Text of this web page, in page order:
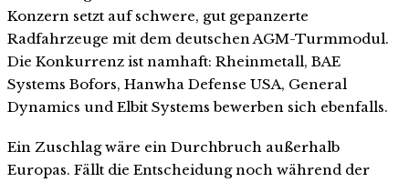
Konzern setzt auf schwere, gut gepanzerte
Radfahrzeuge mit dem deutschen AGM-Turmmodul.
Die Konkurrenz ist namhaft: Rheinmetall, BAE
Systems Bofors, Hanwha Defense USA, General
Dynamics und Elbit Systems bewerben sich ebenfalls.
Ein Zuschlag wäre ein Durchbruch außerhalb
Europas. Fällt die Entscheidung noch während der